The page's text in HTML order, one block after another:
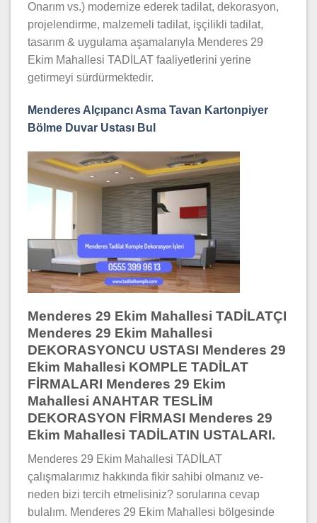
Onarım vs.) modernize ederek tadilat, dekorasyon,
projelendirme, malzemeli tadilat, işçilikli tadilat,
tasarım & uygulama aşamalarıyla Menderes 29
Ekim Mahallesi TADİLAT faaliyetlerini yerine
getirmeyi sürdürmektedir.
Menderes Alçıpancı Asma Tavan Kartonpiyer
Bölme Duvar Ustası Bul
Menderes 29 Ekim Mahallesi TADİLATÇI
Menderes 29 Ekim Mahallesi
DEKORASYONCU USTASI Menderes 29
Ekim Mahallesi KOMPLE TADİLAT
FİRMALARI Menderes 29 Ekim
Mahallesi ANAHTAR TESLİM
DEKORASYON FİRMASI Menderes 29
Ekim Mahallesi TADİLATIN USTALARI.
Menderes 29 Ekim Mahallesi TADİLAT
çalışmalarımız hakkında fikir sahibi olmanız ve-
neden bizi tercih etmelisiniz? sorularına cevap
bulalım. Menderes 29 Ekim Mahallesi bölgesinde